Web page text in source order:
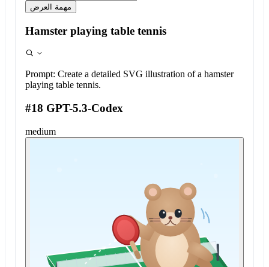
مهمة العرض
Hamster playing table tennis
Prompt: Create a detailed SVG illustration of a hamster
playing table tennis.
#18 GPT-5.3-Codex
medium